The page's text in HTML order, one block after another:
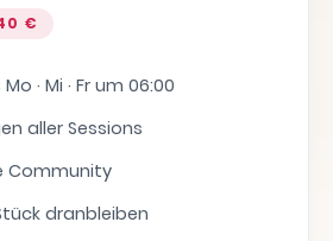
€
· Mi · Fr um 06:00
aller Sessions
Community
dranbleiben